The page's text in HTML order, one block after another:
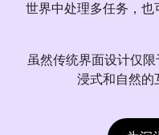
世界中处理多任务，
虽然传统界面设计仅
浸式和自然的